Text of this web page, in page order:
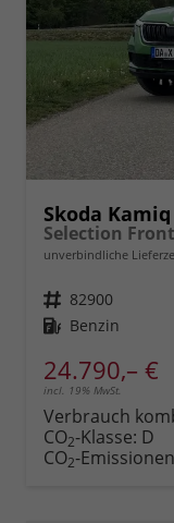
Skoda Kamiq
unverbindliche
Fahrzeugnr. 82900
Kraftstoff Benzin
24.790,– €
incl. 19% MwSt.
Verbrauch
CO2-Klasse: D
CO2-